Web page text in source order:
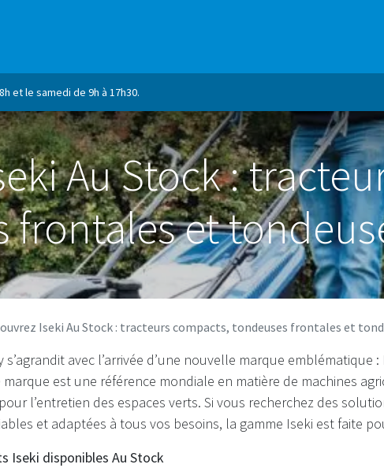
et le samedi de 9h à 17h30.
Au Stock :
frontales et
Iseki Au Stock : tracteurs compacts, tondeuses frontales et
s’agrandit avec l’arrivée d’une nouvelle marque emblématique :
est une référence mondiale en matière de machines
l’entretien des espaces verts. Si vous recherchez des
et adaptées à tous vos besoins, la gamme Iseki est faite
Iseki disponibles Au Stock